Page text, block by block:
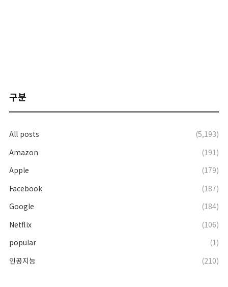
구분
All posts
(5,193)
Amazon
(191)
Apple
(179)
Facebook
(187)
Google
(184)
Netflix
(106)
popular
(1)
인공지능
(210)